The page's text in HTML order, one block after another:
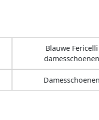
Blauwe Fericelli
damesschoenen
Damesschoenen